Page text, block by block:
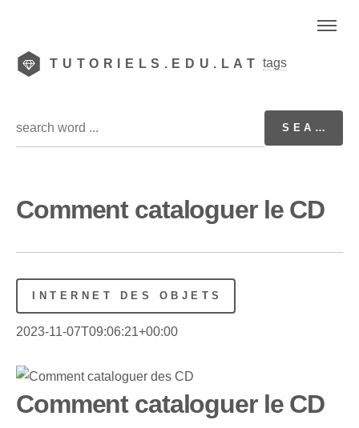
TUTORIELS.EDU.LAT tags
Comment cataloguer le CD
INTERNET DES OBJETS
2023-11-07T09:06:21+00:00
Comment cataloguer le CD